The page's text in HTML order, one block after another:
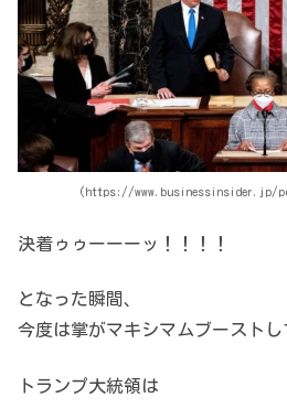
(https://www.businessinsider.jp/
決着ゥゥーーーッ！！！！
となった瞬間、
今度は掌がマキシマムブーストし
トランプ大統領は